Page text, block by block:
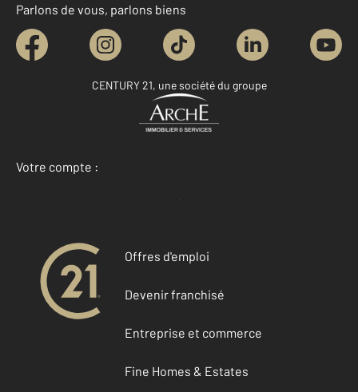
Parlons de vous, parlons biens
CENTURY 21, une société du groupe
Votre compte :
Accéder à mon compte
Offres d'emploi
Devenir franchisé
Entreprise et commerce
Fine Homes & Estates